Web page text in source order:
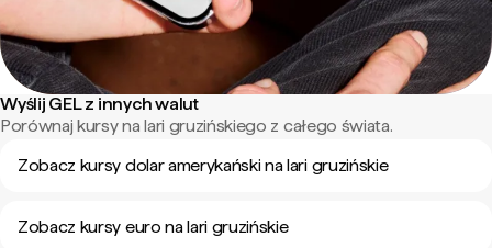
Wyślij GEL z innych walut
Porównaj kursy na lari gruzińskiego z całego świata.
Zobacz kursy dolar amerykański na lari gruzińskie
Zobacz kursy euro na lari gruzińskie